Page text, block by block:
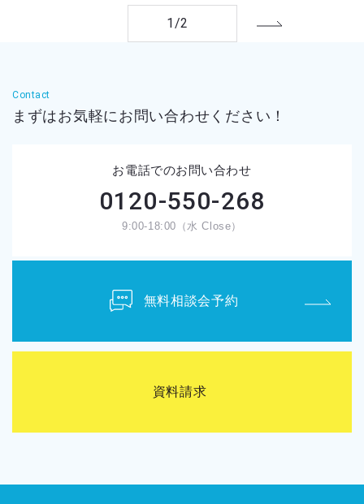
1/2
Contact
まずはお気軽に お問い合わせください！
お電話でのお問い合わせ
0120-550-268
9:00-18:00（水 Close）
無料相談会予約
資料請求